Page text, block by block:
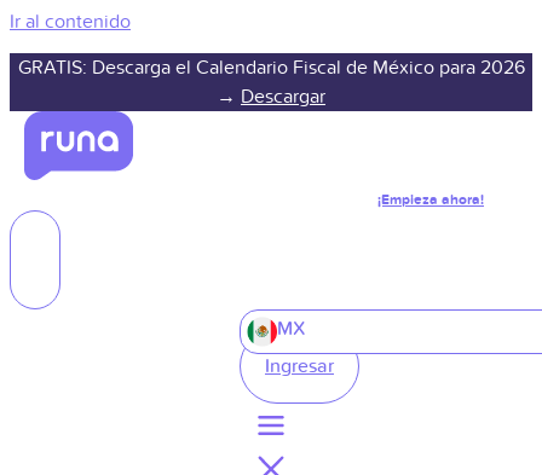
Ir al contenido
GRATIS: Descarga el Calendario Fiscal de México para 2026
→ Descargar
¡Empieza ahora!
MX
Ingresar